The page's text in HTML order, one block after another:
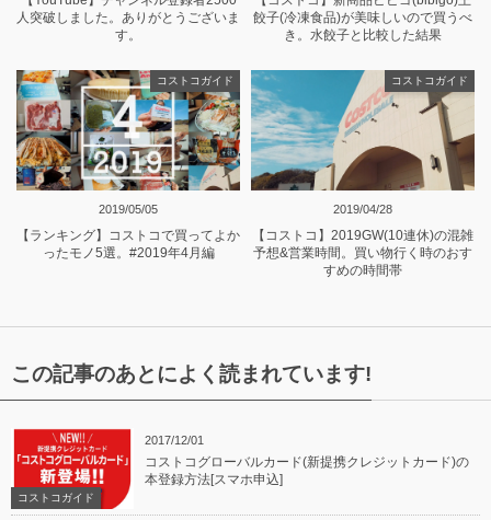
人突破しました。ありがとうございま
す。
餃子(冷凍食品)が美味しいので買うべ
き。水餃子と比較した結果
2019/05/05
コストコガイド
【ランキング】コストコで買ってよか
ったモノ5選。#2019年4月編
2019/04/28
コストコガイド
【コストコ】2019GW(10連休)の混雑
予想&営業時間。買い物行く時のおす
すめの時間帯
この記事のあとによく読まれています!
2017/12/01
コストコガイド
コストコグローバルカード(新提携クレジットカード)の
本登録方法[スマホ申込]